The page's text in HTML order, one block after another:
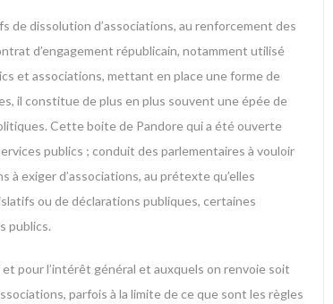
de dissolution d’associations, au renforcement des
d’engagement républicain, notamment utilisé
et associations, mettant en place une forme de
il constitue de plus en plus souvent une épée de
Cette boite de Pandore qui a été ouverte
publics ; conduit des parlementaires à vouloir
exiger d’associations, au prétexte qu’elles
ou de déclarations publiques, certaines
publics.
pour l’intérêt général et auxquels on renvoie soit
parfois à la limite de ce que sont les règles